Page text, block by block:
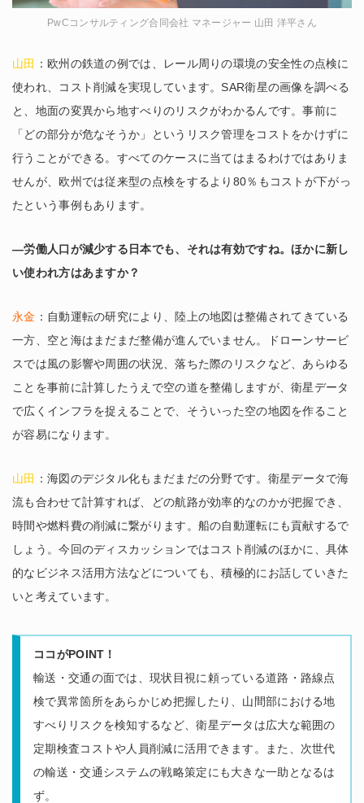
PwCコンサルティング合同会社 マネージャー 山田 洋平さん
山田
：欧州の鉄道の例では、レール周りの環境の安全性の点検に
使われ、コスト削減を実現しています。SAR衛星の画像を調べる
と、地面の変異から地すべりのリスクがわかるんです。事前に
「どの部分が危なそうか」というリスク管理をコストをかけずに
行うことができる。すべてのケースに当てはまるわけではありま
せんが、欧州では従来型の点検をするより80％もコストが下がっ
たという事例もあります。
―労働人口が減少する日本でも、それは有効ですね。ほかに新し
い使われ方はあますか？
永金 ：自動運転の研究により、陸上の地図は整備されてきている
一方、空と海はまだまだ整備が進んでいません。ドローンサービ
スでは風の影響や周囲の状況、落ちた際のリスクなど、あらゆる
ことを事前に計算したうえで空の道を整備しますが、衛星データ
で広くインフラを捉えることで、そういった空の地図を作ること
が容易になります。
山田
：海図のデジタル化もまだまだの分野です。衛星データで海
流も合わせて計算すれば、どの航路が効率的なのかが把握でき、
時間や燃料費の削減に繋がります。船の自動運転にも貢献するで
しょう。今回のディスカッションではコスト削減のほかに、具体
的なビジネス活用方法などについても、積極的にお話していきた
いと考えています。
ココがPOINT！
輸送・交通の面では、現状目視に頼っている道路・路線点
検で異常箇所をあらかじめ把握したり、山間部における地
すべりリスクを検知するなど、衛星データは広大な範囲の
定期検査コストや人員削減に活用できます。また、次世代
の輸送・交通システムの戦略策定にも大きな一助となるは
ず。